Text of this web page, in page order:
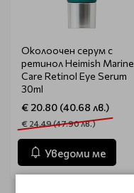
Околоочен серум с
ретинол Heimish Marine
Care Retinol Eye Serum
30ml
€ 20.80 (40.68 лв.)
€ 24.49 (47.90 лв.)
Уведоми ме